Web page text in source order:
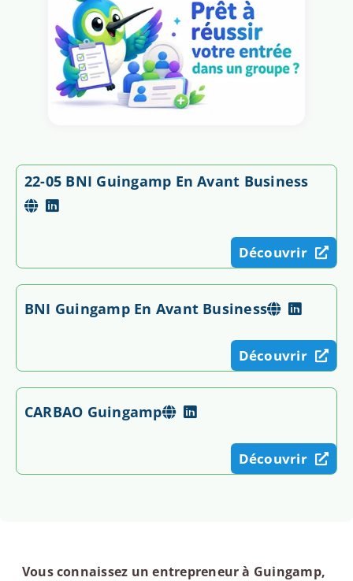
22-05 BNI Guingamp En Avant Business
Découvrir
BNI Guingamp En Avant Business
Découvrir
CARBAO Guingamp
Découvrir
Vous connaissez un entrepreneur à Guingamp,